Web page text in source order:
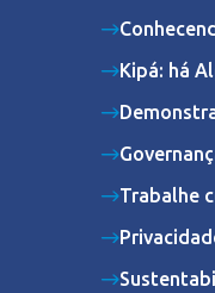
Kipá: há
Trabalhe